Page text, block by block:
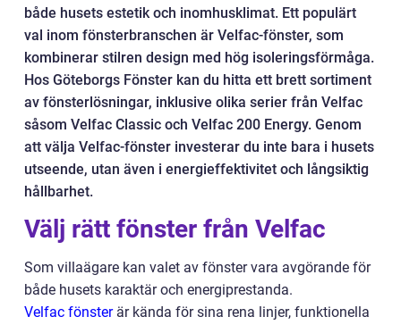
både husets estetik och inomhusklimat. Ett populärt
val inom fönsterbranschen är Velfac-fönster, som
kombinerar stilren design med hög isoleringsförmåga.
Hos Göteborgs Fönster kan du hitta ett brett sortiment
av fönsterlösningar, inklusive olika serier från Velfac
såsom Velfac Classic och Velfac 200 Energy. Genom
att välja Velfac-fönster investerar du inte bara i husets
utseende, utan även i energieffektivitet och långsiktig
hållbarhet.
Välj rätt fönster från Velfac
Som villaägare kan valet av fönster vara avgörande för
både husets karaktär och energiprestanda.
Velfac fönsterär kända för sina rena linjer, funktionella